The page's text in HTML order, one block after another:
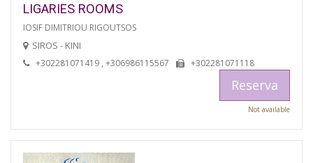
LIGARIES ROOMS
IOSIF DIMITRIOU RIGOUTSOS
SIROS - KINI
+302281071419 , +306986115567 +302281071118
Reserva
Not available